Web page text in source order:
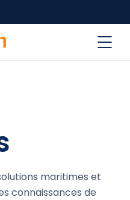
maritimes et
connaissances de